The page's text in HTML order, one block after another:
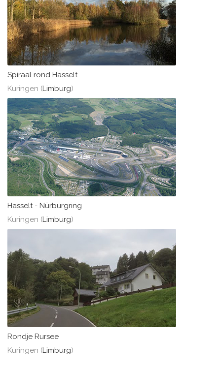
Spiraal rond Hasselt
Kuringen (Limburg)
Hasselt - Nürburgring
Kuringen (Limburg)
Rondje Rursee
Kuringen (Limburg)